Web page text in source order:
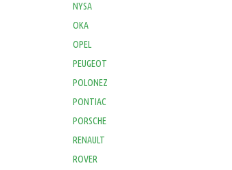
NYSA
OKA
OPEL
PEUGEOT
POLONEZ
PONTIAC
PORSCHE
RENAULT
ROVER